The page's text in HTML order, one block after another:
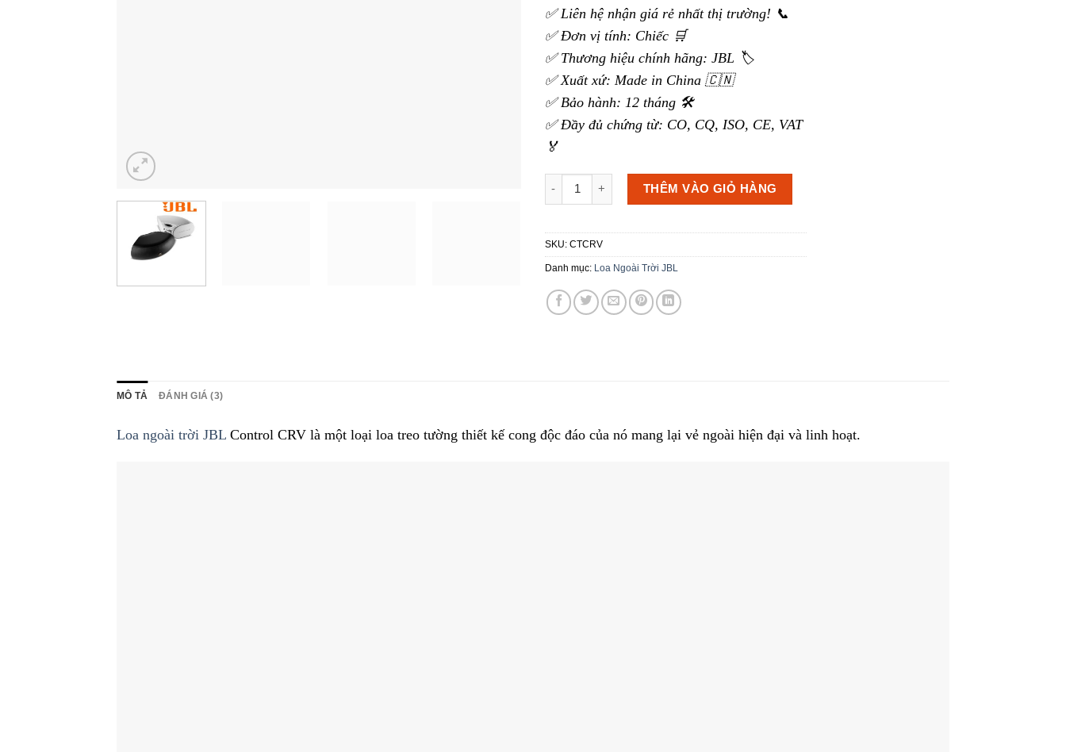
✅ Liên hệ nhận giá rẻ nhất thị trường! 📞
✅ Đơn vị tính: Chiếc 🛒
✅ Thương hiệu chính hãng: JBL 🏷️
✅ Xuất xứ: Made in China 🇨🇳
✅ Bảo hành: 12 tháng 🛠️
✅ Đầy đủ chứng từ: CO, CQ, ISO, CE, VAT
🏅
Loa ngoài trời JBL Control CRV số lượng
THÊM VÀO GIỎ HÀNG
SKU: CTCRV
Danh mục: Loa Ngoài Trời JBL
MÔ TẢ ĐÁNH GIÁ (3)
Loa ngoài trời JBL Control CRV là một loại loa treo tường thiết kế cong độc đáo của nó mang lại vẻ ngoài hiện đại và linh hoạt.